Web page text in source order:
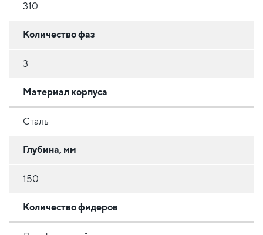
310
Количество фаз
3
Материал корпуса
Сталь
Глубина, мм
150
Количество фидеров